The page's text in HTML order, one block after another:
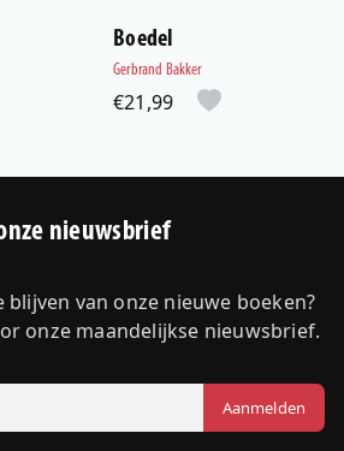
Boedel
Gerbrand Bakker
€21,99
nieuwsbrief
van onze nieuwe boeken?
onze maandelijkse nieuwsbrief.